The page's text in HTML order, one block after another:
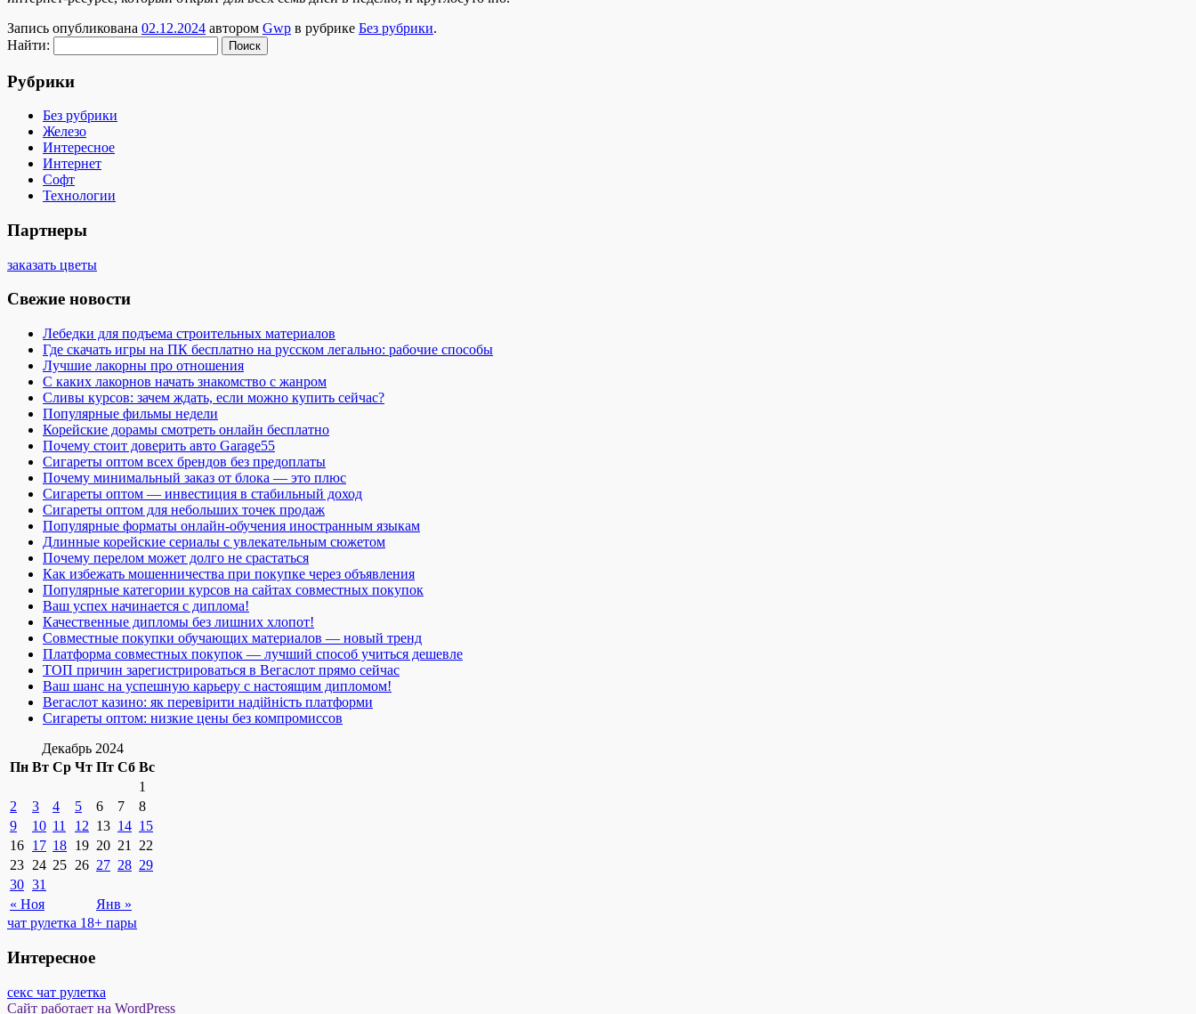
Запись опубликована 02.12.2024 автором Gwp в рубрике Без рубрики.
Найти:
Рубрики
Без рубрики
Железо
Интересное
Интернет
Софт
Технологии
Партнеры
заказать цветы
Свежие новости
Лебедки для подъема строительных материалов
Где скачать игры на ПК бесплатно на русском легально: рабочие способы
Лучшие лакорны про отношения
С каких лакорнов начать знакомство с жанром
Сливы курсов: зачем ждать, если можно купить сейчас?
Популярные фильмы недели
Корейские дорамы смотреть онлайн бесплатно
Почему стоит доверить авто Garage55
Сигареты оптом всех брендов без предоплаты
Почему минимальный заказ от блока — это плюс
Сигареты оптом — инвестиция в стабильный доход
Сигареты оптом для небольших точек продаж
Популярные форматы онлайн-обучения иностранным языкам
Длинные корейские сериалы с увлекательным сюжетом
Почему перелом может долго не срастаться
Как избежать мошенничества при покупке через объявления
Популярные категории курсов на сайтах совместных покупок
Ваш успех начинается с диплома!
Качественные дипломы без лишних хлопот!
Совместные покупки обучающих материалов — новый тренд
Платформа совместных покупок — лучший способ учиться дешевле
ТОП причин зарегистрироваться в Вегаслот прямо сейчас
Ваш шанс на успешную карьеру с настоящим дипломом!
Вегаслот казино: як перевірити надійність платформи
Сигареты оптом: низкие цены без компромиссов
Декабрь 2024
Пн Вт Ср Чт Пт Сб Вс
« Ноя Янв »
1
2
3 4 5 6 7
8
9
10 11 12 13 14 15
16 17 18 19 20 21
22
23 24 25 26 27 28 29
30 31
чат рулетка 18+ пары
Интересное
секс чат рулетка
Сайт работает на WordPress